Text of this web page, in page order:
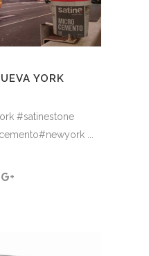
YORK
#satinestone
...